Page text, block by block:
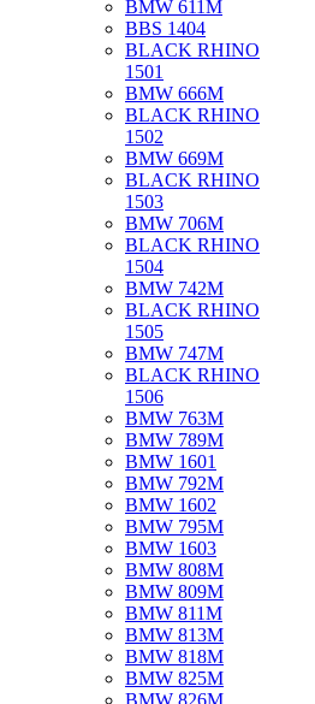
BMW 611M
BBS 1404
BLACK RHINO
1501
BMW 666M
BLACK RHINO
1502
BMW 669M
BLACK RHINO
1503
BMW 706M
BLACK RHINO
1504
BMW 742M
BLACK RHINO
1505
BMW 747M
BLACK RHINO
1506
BMW 763M
BMW 789M
BMW 1601
BMW 792M
BMW 1602
BMW 795M
BMW 1603
BMW 808M
BMW 809M
BMW 811M
BMW 813M
BMW 818M
BMW 825M
BMW 826M